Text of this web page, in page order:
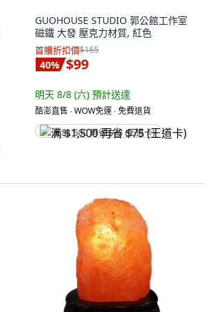
GUOHOUSE STUDIO 郭公館工作室
磁鐵 大發 壓克力材質, 紅色
首購折扣價$165
40% $99
明天 8/8 (六) 預計送達
酷澎直售 ∙ WOW免運 ∙ 免費退貨
满 $1,500 再省 $75 (王道卡)